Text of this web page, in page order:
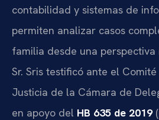
contabilidad y sistemas de
permiten analizar casos
familia desde una
Sr. Sris testificó ante el
Justicia de la Cámara de
en apoyo del HB 635 de 2019